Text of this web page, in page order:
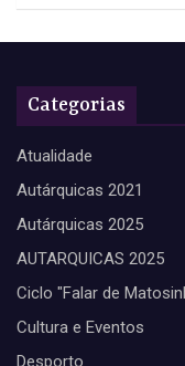
Categorias
Atualidade
Autárquicas 2021
Autárquicas 2025
AUTARQUICAS 2025
Ciclo "Falar de
Cultura e Eventos